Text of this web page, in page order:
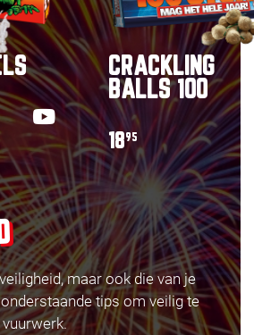
CRACKLING
BALLS 100
1895
maar ook die van je
tips om veilig te